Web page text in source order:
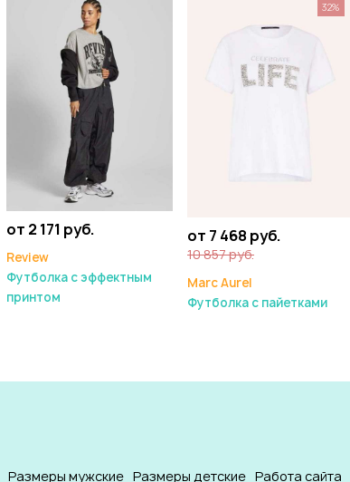
от 2 171 руб.
Review
Футболка с эффектным
принтом
от 7 468 руб.
10 857 руб.
Marc Aurel
Футболка с пайетками
32%
Размеры мужские Размеры детские Работа сайта